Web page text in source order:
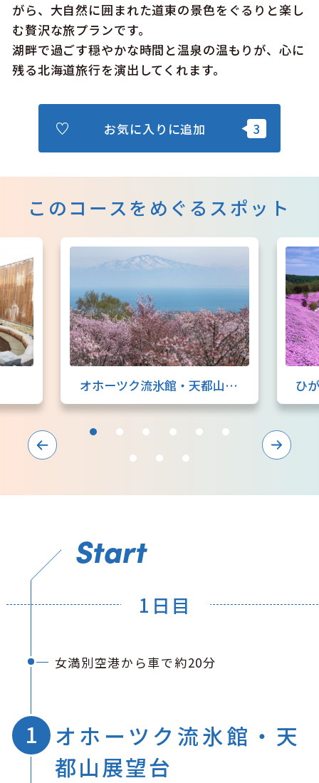
がら、大自然に囲まれた道東の景色をぐるりと楽し
む贅沢な旅プランです。
湖畔で過ごす穏やかな時間と温泉の温もりが、心に
残る北海道旅行を演出してくれます。
お気に入りに追加
このコースをめぐるスポット
オホーツク流氷館・天都山展望台
Start
1日目
女満別空港から車で約20分
オホーツク流氷館・天
都山展望台